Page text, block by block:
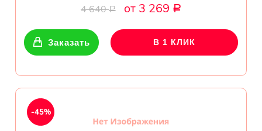
4 640Р от 3 269 Р
Заказать В 1 КЛИК
-45%